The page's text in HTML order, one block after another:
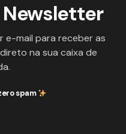
e-mail para receber as
na sua caixa de
spam